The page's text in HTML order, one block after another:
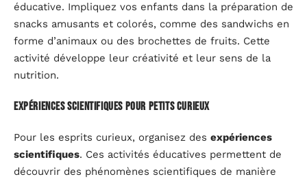
éducative. Impliquez vos enfants dans la préparation de
snacks amusants et colorés, comme des sandwichs en
forme d’animaux ou des brochettes de fruits. Cette
activité développe leur créativité et leur sens de la
nutrition.
Expériences scientifiques pour petits curieux
Pour les esprits curieux, organisez des expériences
scientifiques. Ces activités éducatives permettent de
découvrir des phénomènes scientifiques de manière